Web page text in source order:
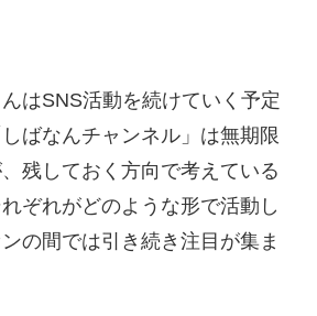
はSNS活動を続けていく予定
ばなんチャンネル」は無期限
残しておく方向で考えている
ぞれがどのような形で活動し
の間では引き続き注目が集ま